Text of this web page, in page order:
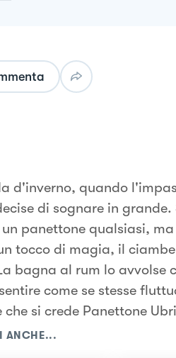
d'inverno, quando
di sognare in
panettone qualsiasi,
tocco di magia, il
bagna al rum lo avvolse
come se stesse
si crede Panettone
ANCHE...